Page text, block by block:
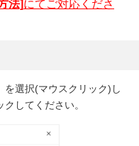
法]にてご対応くださ
を選択(マウスクリック)し
してください。